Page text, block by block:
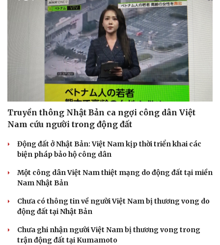
Truyền thông Nhật Bản ca ngợi công dân Việt
Nam cứu người trong động đất
Động đất ở Nhật Bản: Việt Nam kịp thời triển khai các
biện pháp bảo hộ công dân
Một công dân Việt Nam thiệt mạng do động đất tại miền
Nam Nhật Bản
Chưa có thông tin về người Việt Nam bị thương vong do
động đất tại Nhật Bản
Chưa ghi nhận người Việt Nam bị thương vong trong
trận động đất tại Kumamoto